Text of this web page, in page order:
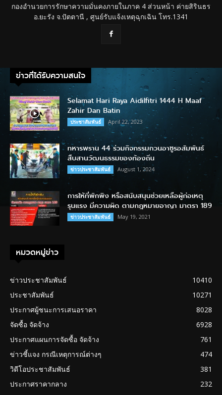
กองอำนวยการรักษาความมั่นคงภายในภาค 4 ส่วนหน้า ค่ายสิรินธร
อ.ยะรัง จ.ปัตตานี , ศูนย์รับแจ้งเหตุฉุกเฉิน โทร.1341
ข่าวที่ได้รับความสนใจ
Selamat Hari Raya Aidilfitri 1444 H Maaf
Zahir Dan Batin
ประชาสัมพันธ์ April 22, 2023
ทหารพราน 44 ร่วมกิจกรรมกวนอาซูรอสัมพันธ์
สืบสานวัฒนธรรมของท้องถิ่น
ข่าวประชาสัมพันธ์ August 1, 2024
การให้ที่พักพิง หรือสนับสนุนช่วยเหลือผู้ก่อเหตุ
รุนแรง มีความผิด ตามกฎหมายอาญา มาตรา 189
ข่าวประชาสัมพันธ์ May 19, 2021
หมวดหมู่ข่าว
ข่าวประชาสัมพันธ์
10410
ประชาสัมพันธ์
10271
ประกาศผู้ชนะการเสนอราคา
8028
จัดซื้อ จัดจ้าง
6928
ประกาศแผนการจัดซื้อ จัดจ้าง
761
ข่าวชี้แจง กรณีเหตุการณ์ต่างๆ
474
วิดีโอประชาสัมพันธ์
381
ประกาศราคากลาง
232